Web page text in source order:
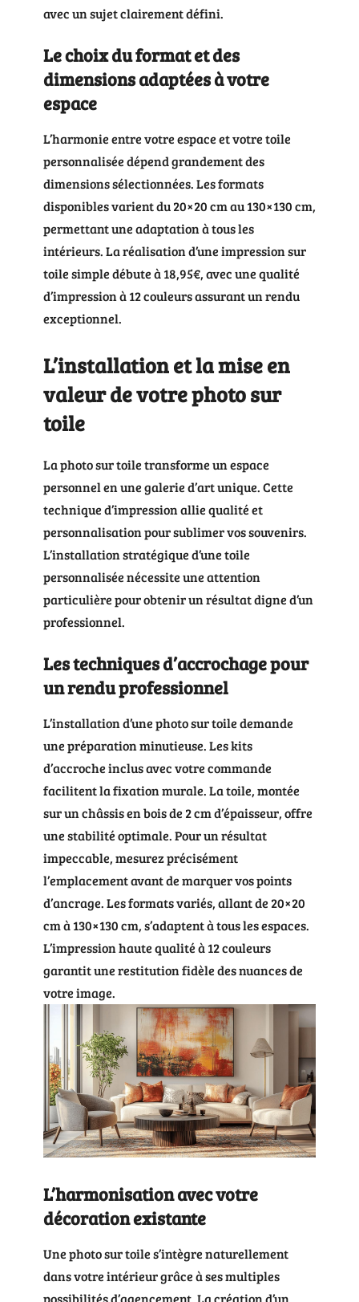
avec un sujet clairement défini.
Le choix du format et des
dimensions adaptées à votre
espace
L’harmonie entre votre espace et votre toile
personnalisée dépend grandement des
dimensions sélectionnées. Les formats
disponibles varient du 20×20 cm au 130×130 cm,
permettant une adaptation à tous les
intérieurs. La réalisation d’une impression sur
toile simple débute à 18,95€, avec une qualité
d’impression à 12 couleurs assurant un rendu
exceptionnel.
L’installation et la mise en
valeur de votre photo sur
toile
La photo sur toile transforme un espace
personnel en une galerie d’art unique. Cette
technique d’impression allie qualité et
personnalisation pour sublimer vos souvenirs.
L’installation stratégique d’une toile
personnalisée nécessite une attention
particulière pour obtenir un résultat digne d’un
professionnel.
Les techniques d’accrochage pour
un rendu professionnel
L’installation d’une photo sur toile demande
une préparation minutieuse. Les kits
d’accroche inclus avec votre commande
facilitent la fixation murale. La toile, montée
sur un châssis en bois de 2 cm d’épaisseur, offre
une stabilité optimale. Pour un résultat
impeccable, mesurez précisément
l’emplacement avant de marquer vos points
d’ancrage. Les formats variés, allant de 20×20
cm à 130×130 cm, s’adaptent à tous les espaces.
L’impression haute qualité à 12 couleurs
garantit une restitution fidèle des nuances de
votre image.
L’harmonisation avec votre
décoration existante
Une photo sur toile s’intègre naturellement
dans votre intérieur grâce à ses multiples
possibilités d’agencement. La création d’un